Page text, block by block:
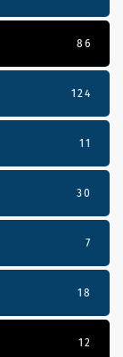
86
124
11
30
7
18
12